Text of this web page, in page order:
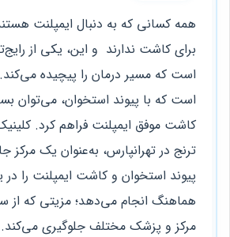
همه کسانی که به دنبال ایمپلنت
برای کاشت ندارند و این، یکی از
است که مسیر درمان را پیچیده
است که با پیوند استخوان، می‌توان
کاشت موفق ایمپلنت فراهم کرد.
ترنج در تهرانپارس، به‌عنوان یک مرکز
پیوند استخوان و کاشت ایمپلنت را
هماهنگ انجام می‌دهد؛ مزیتی که از
مرکز و پزشک مختلف جلوگیری می‌کند.